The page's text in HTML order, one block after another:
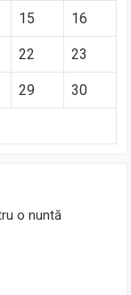
15 16
22 23
29 30
o nuntă